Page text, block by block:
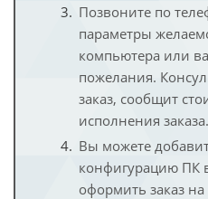
Позвоните по
параметры
компьютера или
пожелания.
заказ, сообщит
исполнения заказа.
Вы можете
конфигурацию ПК
оформить заказ на